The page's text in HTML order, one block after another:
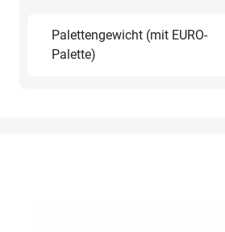
Palettengewicht (mit EURO-
Palette)